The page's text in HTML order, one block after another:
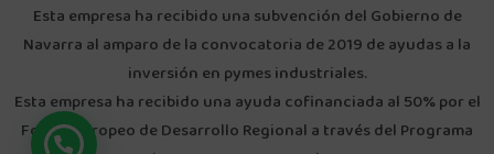
Esta empresa ha recibido una subvención del Gobierno de
Navarra al amparo de la convocatoria de 2019 de ayudas a la
inversión en pymes industriales.
Esta empresa ha recibido una ayuda cofinanciada al 50% por el
Fondo Europeo de Desarrollo Regional a través del Programa